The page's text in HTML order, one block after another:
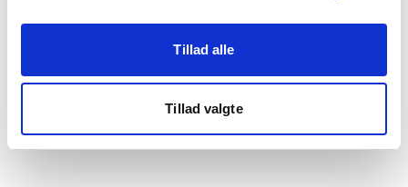
Tillad alle
Tillad valgte